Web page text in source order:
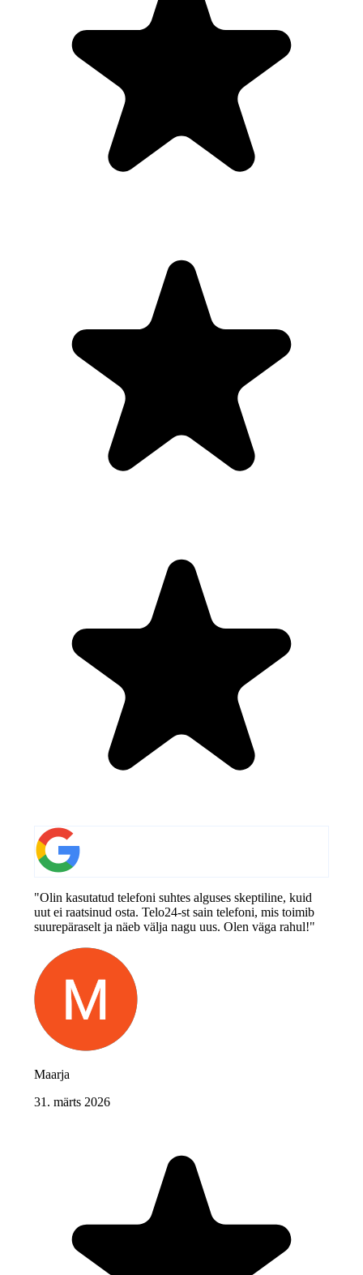
"Olin kasutatud telefoni suhtes alguses skeptiline, kuid
uut ei raatsinud osta. Telo24-st sain telefoni, mis toimib
suurepäraselt ja näeb välja nagu uus. Olen väga rahul!"
Maarja
31. märts 2026